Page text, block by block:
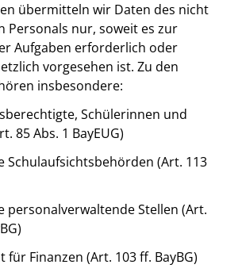
übermitteln wir Daten des nicht
Personals nur, soweit es zur
Aufgaben erforderlich oder
vorgesehen ist. Zu den
insbesondere:
Schülerinnen und
85 Abs. 1 BayEUG)
Schulaufsichtsbehörden (Art. 113
personalverwaltende Stellen (Art.
für Finanzen (Art. 103 ff. BayBG)